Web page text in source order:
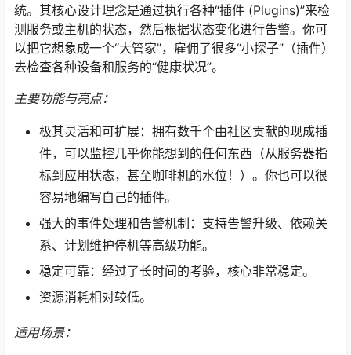
统。其核心设计理念是通过执行各种“插件 (Plugins)”来检
测服务或主机的状态，然后根据状态变化进行告警。你可
以把它想象成一个“大管家”，雇佣了很多“小探子”（插件）
去检查各种设备和服务的“健康状况”。
主要功能与亮点：
极其灵活和可扩展：拥有数千个由社区贡献的现成插
件，可以监控几乎你能想到的任何东西（从服务器指
标到应用状态，甚至咖啡机的水位！）。你也可以很
容易地编写自己的插件。
强大的事件处理和告警机制：支持告警升级、依赖关
系、计划维护停机等高级功能。
稳定可靠：经过了长时间的考验，核心非常稳定。
资源消耗相对较低。
适用场景：